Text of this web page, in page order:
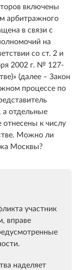
включены
арбитражного
в связи с
на
со ст. 2 и
2002 г. № 127-
(далее ‒ Закон
процессе по
а отдельные
отнесены к числу
Можно ли
Москвы?
участник
вправе
наделяет